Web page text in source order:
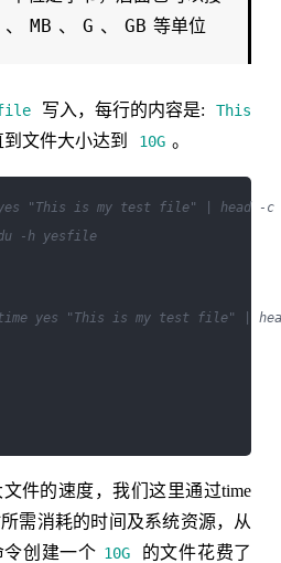
、 MB 、 G 、 GB 等单位
写入，每行的内容是:
This
到文件大小达到 10G 。
"This is my test file" | head -c
-h yesfile
yes "This is my test file" |
件的速度，我们这里通过time
需消耗的时间及系统资源，从
令创建一个 10G
的文件花费了